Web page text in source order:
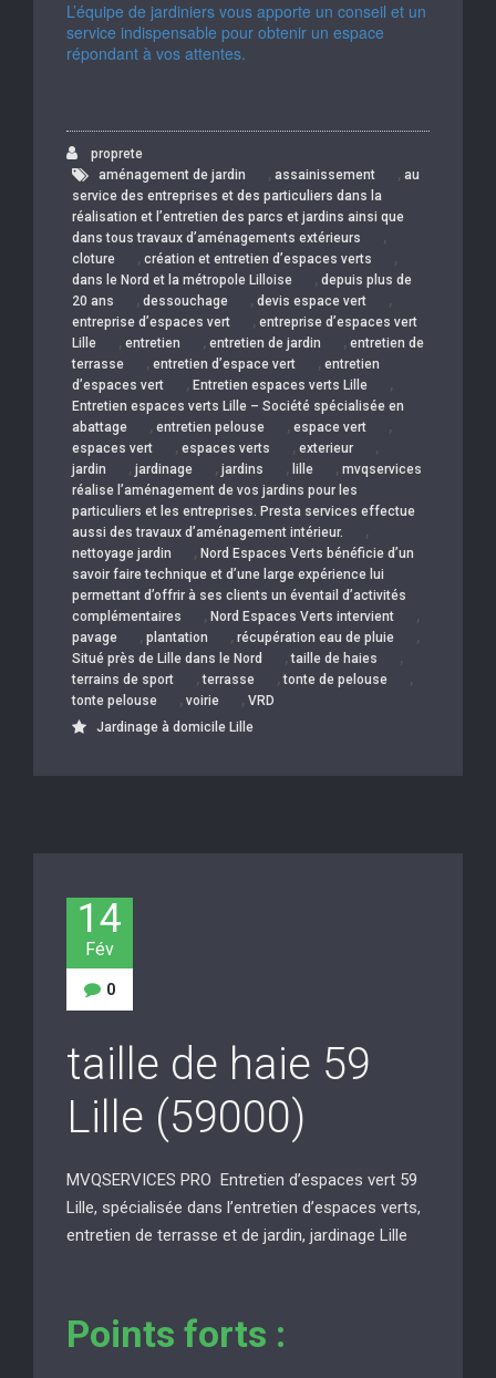
L’équipe de jardiniers vous apporte un conseil et un
service indispensable pour obtenir un espace
répondant à vos attentes.
proprete
aménagement de jardin
, assainissement , au
service des entreprises et des particuliers dans la
réalisation et l’entretien des parcs et jardins ainsi que
dans tous travaux d’aménagements extérieurs
,
cloture , création et entretien d’espaces verts ,
dans le Nord et la métropole Lilloise , depuis plus de
20 ans
, dessouchage , devis espace vert ,
entreprise d’espaces vert , entreprise d’espaces vert
Lille
, entretien , entretien de jardin , entretien de
terrasse
, entretien d’espace vert , entretien
d’espaces vert
, Entretien espaces verts Lille ,
Entretien espaces verts Lille – Société spécialisée en
abattage
, entretien pelouse , espace vert ,
espaces vert , espaces verts , exterieur ,
jardin , jardinage , jardins , lille , mvqservices
réalise l’aménagement de vos jardins pour les
particuliers et les entreprises. Presta services effectue
aussi des travaux d’aménagement intérieur.
,
nettoyage jardin , Nord Espaces Verts bénéficie d’un
savoir faire technique et d’une large expérience lui
permettant d’offrir à ses clients un éventail d’activités
complémentaires
, Nord Espaces Verts intervient ,
pavage , plantation , récupération eau de pluie ,
Situé près de Lille dans le Nord ,taille de haies ,
terrains de sport ,terrasse ,tonte de pelouse ,
tonte pelouse , voirie , VRD
Jardinage à domicile Lille
14
Fév
0
taille de haie 59
Lille (59000)
MVQSERVICES PRO Entretien d’espaces vert 59
Lille, spécialisée dans l’entretien d’espaces verts,
entretien de terrasse et de jardin, jardinage Lille
Points forts :